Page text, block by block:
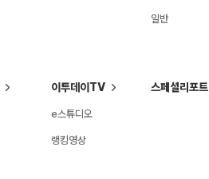
일반
이투데이TV
e스튜디오
랭킹영상
스페셜리포트